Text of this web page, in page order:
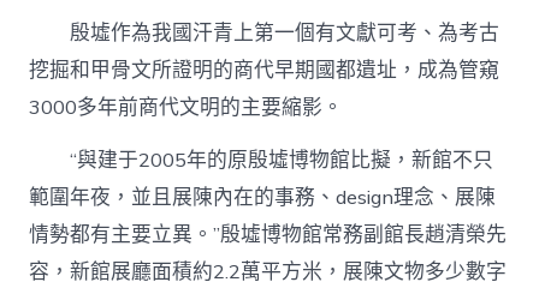
殷墟作為我國汗青上第一個有文獻可考、為考古
挖掘和甲骨文所證明的商代早期國都遺址，成為管窺
3000多年前商代文明的主要縮影。
“與建于2005年的原殷墟博物館比擬，新館不只
範圍年夜，並且展陳內在的事務、design理念、展陳
情勢都有主要立異。”殷墟博物館常務副館長趙清榮先
容，新館展廳面積約2.2萬平方米，展陳文物多少數字